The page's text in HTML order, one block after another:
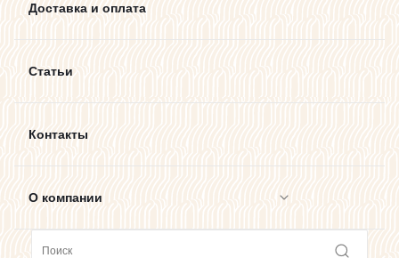
Доставка и оплата
Статьи
Контакты
О компании